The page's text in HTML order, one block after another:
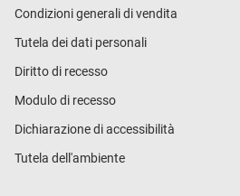
Condizioni generali di vendita
Tutela dei dati personali
Diritto di recesso
Modulo di recesso
Dichiarazione di accessibilità
Tutela dell'ambiente